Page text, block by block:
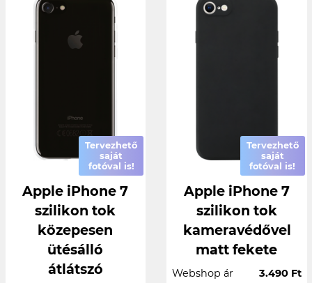
Tervezhető
saját
fotóval is!
Apple iPhone 7
szilikon tok
közepesen
ütésálló
átlátszó
Tervezhető
saját
fotóval is!
Apple iPhone 7
szilikon tok
kameravédővel
matt fekete
Webshop ár
3.490 Ft